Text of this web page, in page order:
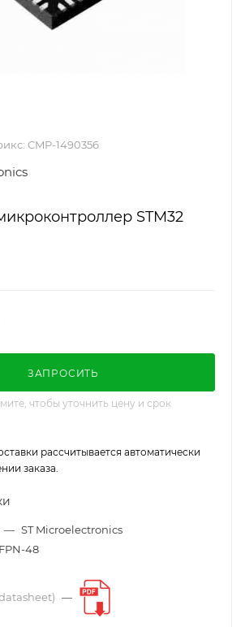
CMP-1490356
STM32
ЗАПРОСИТЬ
чтобы уточнить цену и срок
рассчитывается автоматически
заказа.
— ST Microelectronics
48
—